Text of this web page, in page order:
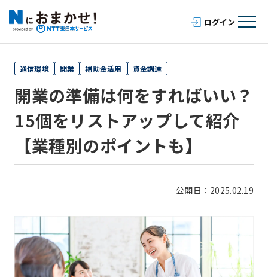
通信環境 開業 補助金活用 資金調達
開業の準備は何をすればいい？
15個をリストアップして紹介
【業種別のポイントも】
公開日：2025.02.19